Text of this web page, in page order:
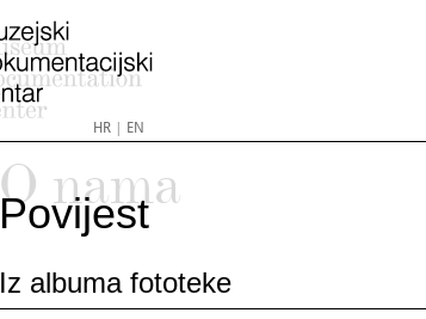
HR| EN
O nama
Povijest
Iz albuma fototeke